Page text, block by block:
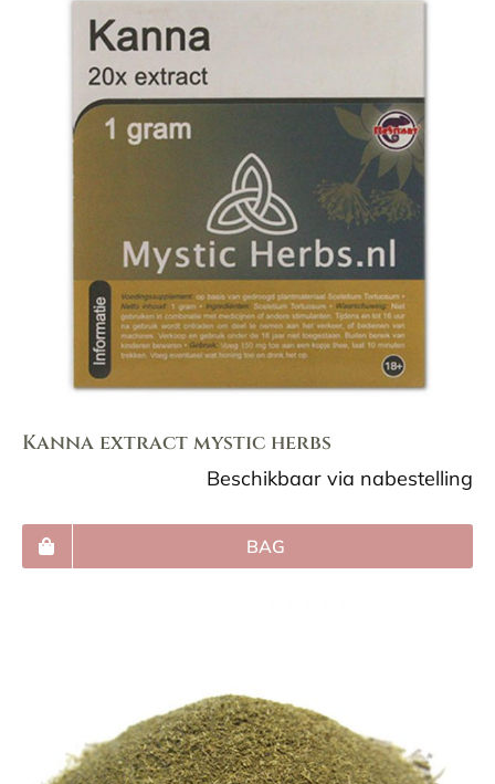
Kanna extract mystic herbs
Beschikbaar via nabestelling
BAG